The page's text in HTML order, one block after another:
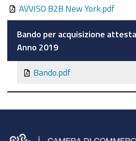
AVVISO B2B New York.pdf
Bando per acquisizione
Anno 2019
Bando.pdf